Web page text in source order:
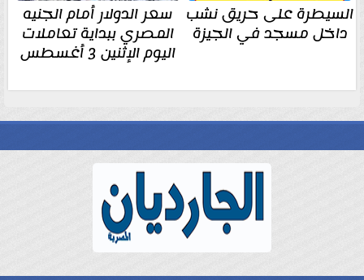
السيطرة على حريق نشب
داخل مسجد في الجيزة
سعر الدولار أمام الجنيه
المصري ببداية تعاملات
اليوم الإثنين 3 أغسطس